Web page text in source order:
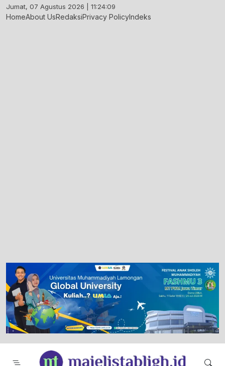
Skip
to
Jumat, 07 Agustus 2026 | 11:24:09
HomeAbout UsRedaksiPrivacy PolicyIndeks